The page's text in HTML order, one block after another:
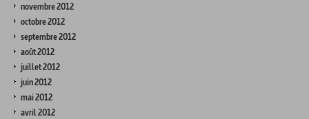
novembre 2012
octobre 2012
septembre 2012
août 2012
juillet 2012
juin 2012
mai 2012
avril 2012